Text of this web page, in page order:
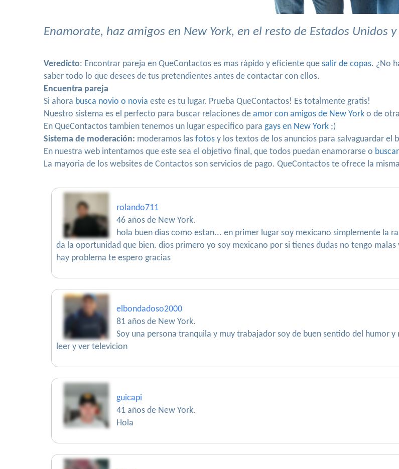
Enamorate, haz amigos en New York, en el resto de Estados Unidos
Veredicto: Encontrar pareja en QueContactos es mas rápido y eficiente que salir de copas. ¿No
saber todo lo que desees de tus pretendientes antes de contactar con ellos.
Encuentra pareja
Si ahora busca novio o novia este es tu lugar. Prueba QueContactos! Es totalmente gratis!
Nuestro sistema es el perfecto para buscar relaciones de amor con amigos de New York o de
En QueContactos tambien tenemos un lugar especifico para gays en New York ;)
Sistema de moderación: moderamos las fotos y los textos de los anuncios para salvaguardar el
En nuestra web intentamos que este sea el objetivo final, que todos puedan enamorarse o
La mayoria de los websites de Contactos son servicios de pago. QueContactos te ofrece la
rolando711
46 años de New York.
hola buen dias como estan... en primer lugar soy mexicano simplemente la
da la oportunidad que bien. dios primero yo soy mexicano por si tienes dudas no tengo
hay problema te espero gracias
elbondadoso2000
81 años de New York.
Soy una persona tranquila y muy trabajador soy de buen sentido del humor
leer y ver televicion
guicapi
41 años de New York.
Hola